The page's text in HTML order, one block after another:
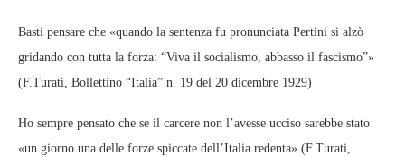
Basti pensare che «quando la sentenza fu pronunciata Pertini si alzò
gridando con tutta la forza: “Viva il socialismo, abbasso il fascismo”»
(F.Turati, Bollettino “Italia” n. 19 del 20 dicembre 1929)
Ho sempre pensato che se il carcere non l’avesse ucciso sarebbe stato
«un giorno una delle forze spiccate dell’Italia redenta» (F.Turati,